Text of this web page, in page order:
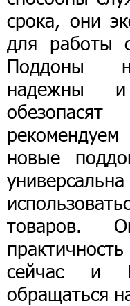
срока, они
для работы
Поддоны
надежны
новые
товаров.
сейчас и
обращаться